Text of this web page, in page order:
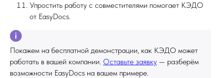
Упростить работу с совместителями помогает КЭДО
от EasyDocs.
Покажем на бесплатной демонстрации, как КЭДО может
работать в вашей компании. Оставьте заявку — разберём
возможности EasyDocs на вашем примере.